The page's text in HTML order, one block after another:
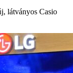
látványos Casio